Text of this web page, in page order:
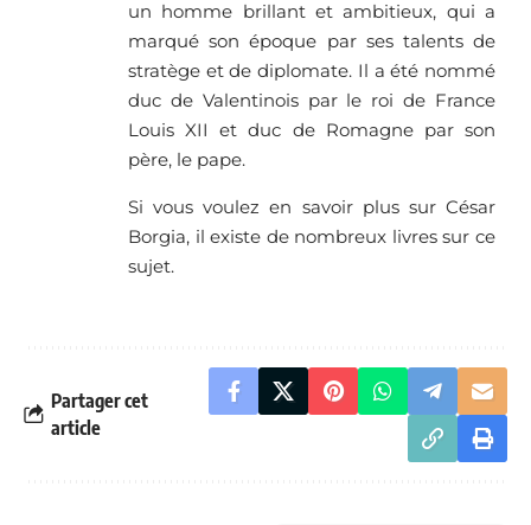
un homme brillant et ambitieux, qui a
marqué son époque par ses talents de
stratège et de diplomate. Il a été nommé
duc de Valentinois par le roi de France
Louis XII et duc de Romagne par son
père, le pape.
Si vous voulez en savoir plus sur César
Borgia, il existe de nombreux livres sur ce
sujet.
Partager cet
article